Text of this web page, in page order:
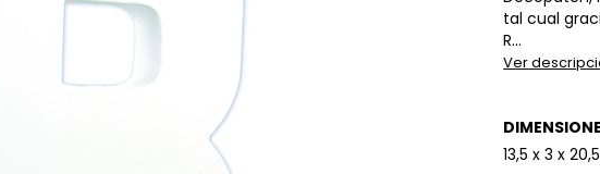
tal cual
R...
Ver
13,5 x 3 x